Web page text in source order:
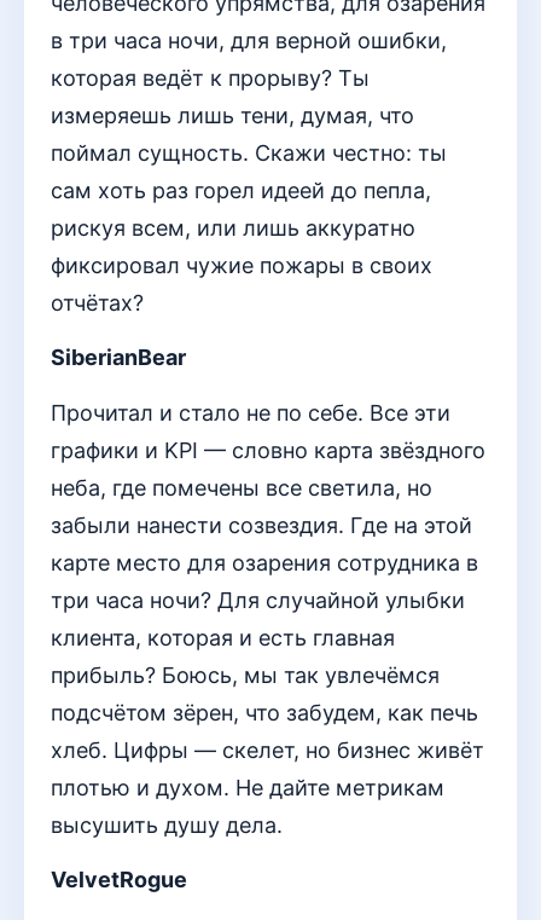
в три часа ночи, для верной ошибки,
которая ведёт к прорыву? Ты
измеряешь лишь тени, думая, что
поймал сущность. Скажи честно: ты
сам хоть раз горел идеей до пепла,
рискуя всем, или лишь аккуратно
фиксировал чужие пожары в своих
отчётах?
SiberianBear
Прочитал и стало не по себе. Все эти
графики и KPI — словно карта звёздного
неба, где помечены все светила, но
забыли нанести созвездия. Где на этой
карте место для озарения сотрудника в
три часа ночи? Для случайной улыбки
клиента, которая и есть главная
прибыль? Боюсь, мы так увлечёмся
подсчётом зёрен, что забудем, как печь
хлеб. Цифры — скелет, но бизнес живёт
плотью и духом. Не дайте метрикам
высушить душу дела.
VelvetRogue